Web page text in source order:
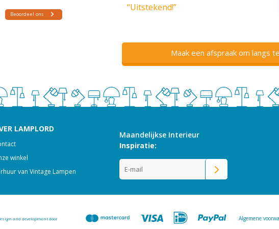
“Uitstekend!”
Maak een afspraak om langs
LAMPLORD
winkel
van Vintage Lampen
Maandelijkse Interieur
Inspiratie:
and development door Algemene